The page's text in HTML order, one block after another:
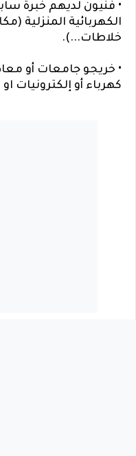
• فنيون لديهم خبرة
الكهربائية المنزلية
خلاطات...).
• خريجو جامعات أو
كهرباء أو إلكترونيات